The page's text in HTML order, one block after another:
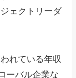
ェクトリーダ
れている年収
ーバル企業な